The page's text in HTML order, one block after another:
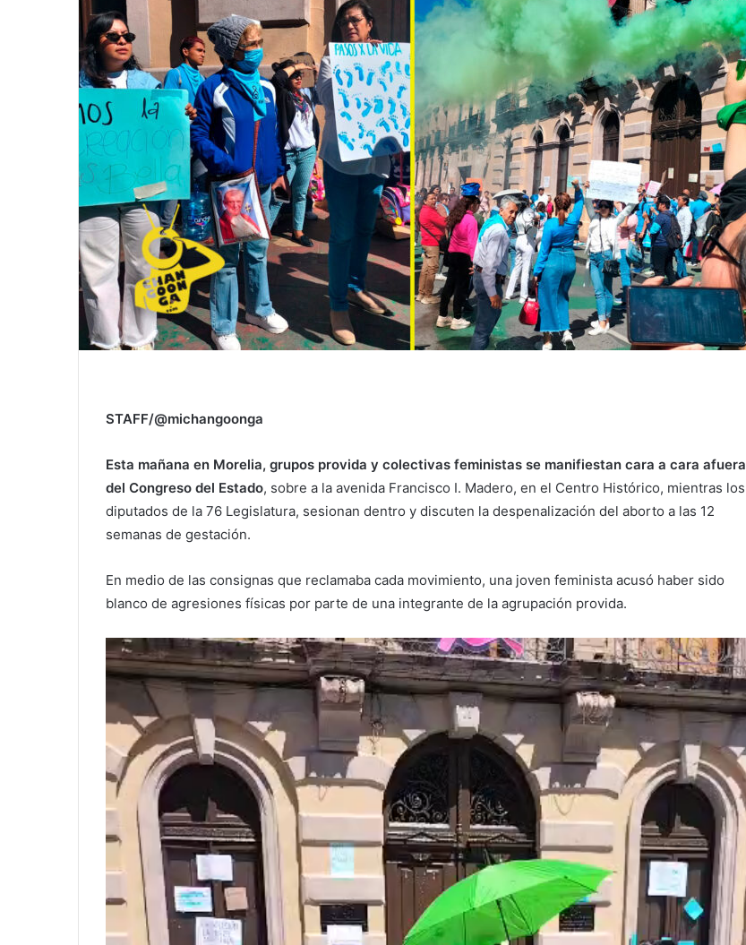
STAFF/@michangoonga
Esta mañana en Morelia, grupos provida y colectivas feministas se manifiestan cara a cara afuera
del Congreso del Estado, sobre a la avenida Francisco I. Madero, en el Centro Histórico, mientras los
diputados de la 76 Legislatura, sesionan dentro y discuten la despenalización del aborto a las 12
semanas de gestación.
En medio de las consignas que reclamaba cada movimiento, una joven feminista acusó haber sido
blanco de agresiones físicas por parte de una integrante de la agrupación provida.